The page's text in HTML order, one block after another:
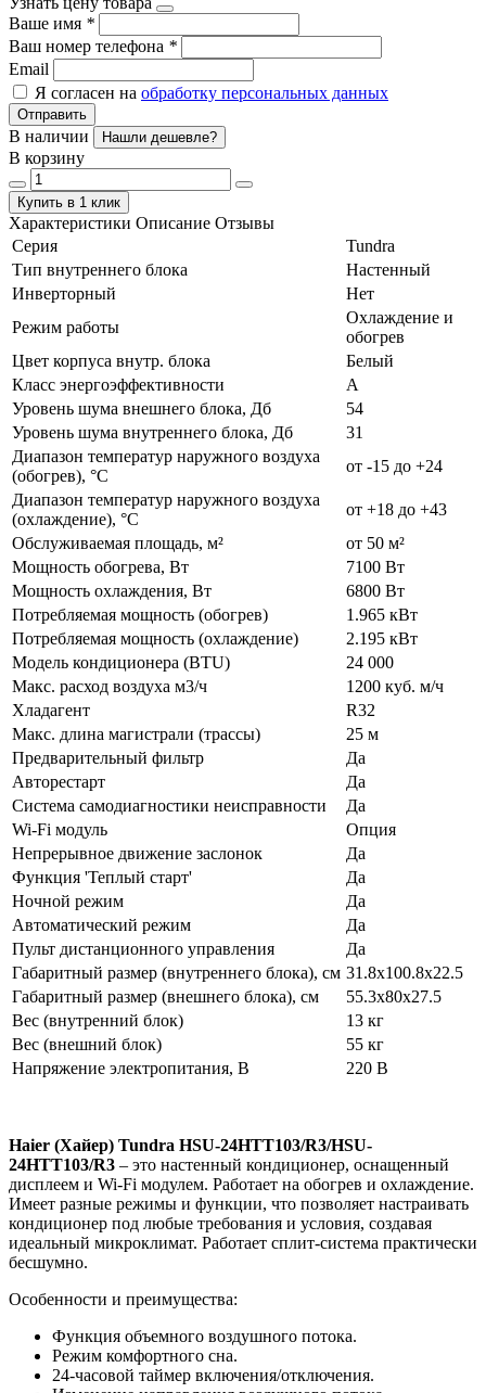
Ваше имя *
Ваш номер телефона *
Email
Я согласен на обработку персональных данных
Отправить
В наличии Нашли дешевле?
В корзину
Купить в 1 клик
Характеристики Описание Отзывы
Серия
Tundra
Тип внутреннего блока
Настенный
Инверторный
Нет
Режим работы
Охлаждение и
обогрев
Цвет корпуса внутр. блока
Белый
Класс энергоэффективности
А
Уровень шума внешнего блока, Дб
54
Уровень шума внутреннего блока, Дб
31
Диапазон температур наружного воздуха
(обогрев), °C
от -15 до +24
Диапазон температур наружного воздуха
(охлаждение), °C
от +18 до +43
Обслуживаемая площадь, м²
от 50 м²
Мощность обогрева, Вт
7100 Вт
Мощность охлаждения, Вт
6800 Вт
Потребляемая мощность (обогрев)
1.965 кВт
Потребляемая мощность (охлаждение)
2.195 кВт
Модель кондиционера (BTU)
24 000
Макс. расход воздуха м3/ч
1200 куб. м/ч
Хладагент
R32
Макс. длина магистрали (трассы)
25 м
Предварительный фильтр
Да
Авторестарт
Да
Система самодиагностики неисправности
Да
Wi-Fi модуль
Опция
Непрерывное движение заслонок
Да
Функция 'Теплый старт'
Да
Ночной режим
Да
Автоматический режим
Да
Пульт дистанционного управления
Да
Габаритный размер (внутреннего блока), см 31.8x100.8x22.5
Габаритный размер (внешнего блока), см
55.3x80x27.5
Вес (внутренний блок)
13 кг
Вес (внешний блок)
55 кг
Напряжение электропитания, В
220 В
Haier (Хайер) Tundra HSU-24HTT103/R3/HSU-
24HTT103/R3 – это настенный кондиционер, оснащенный
дисплеем и Wi-Fi модулем. Работает на обогрев и охлаждение.
Имеет разные режимы и функции, что позволяет настраивать
кондиционер под любые требования и условия, создавая
идеальный микроклимат. Работает сплит-система практически
бесшумно.
Особенности и преимущества:
Функция объемного воздушного потока.
Режим комфортного сна.
24-часовой таймер включения/отключения.